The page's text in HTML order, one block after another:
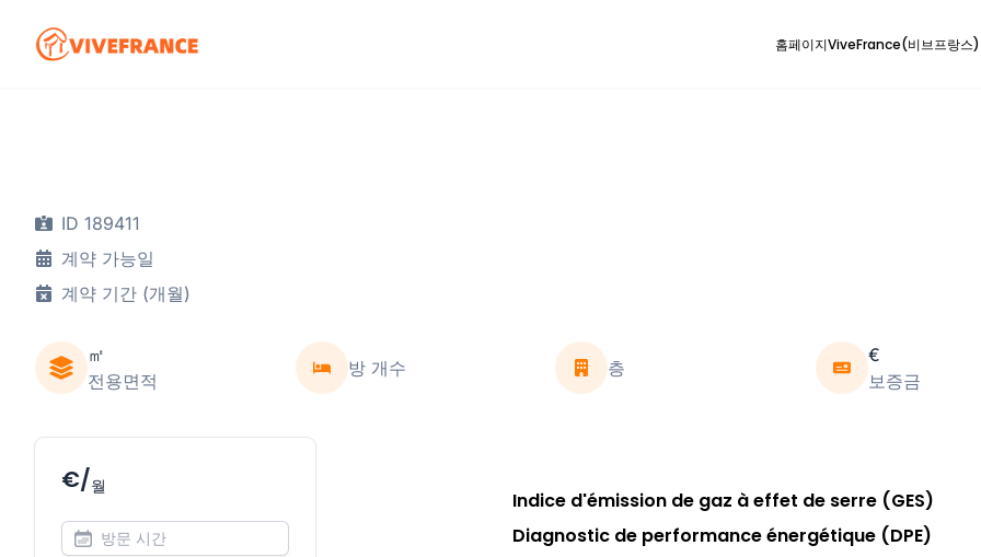
홈페이지ViveFrance(비브프랑스
ID 189411
계약 가능일
계약 기간 (개월)
㎡
전용면적
방 개수 층
€
보증금
€/월
Indice d'émission de gaz à effet de serre (GES)
Diagnostic de performance énergétique (DPE)